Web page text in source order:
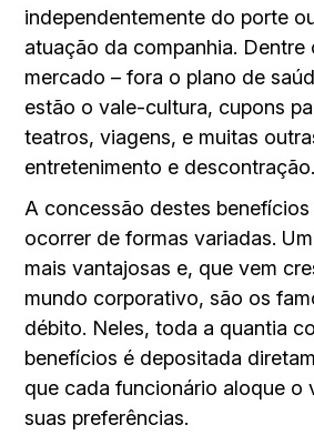
independentemente do porte
atuação da companhia. Dentre
mercado – fora o plano de
estão o vale-cultura, cupons
teatros, viagens, e muitas
entretenimento e descontração.
A concessão destes
ocorrer de formas variadas.
mais vantajosas e, que vem
mundo corporativo, são os
débito. Neles, toda a quantia
benefícios é depositada
que cada funcionário aloque o
suas preferências.